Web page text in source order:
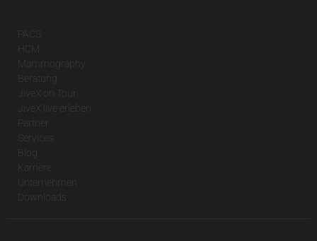
PACS
HCM
Mammography
Beratung
JiveX on Tour
JiveX live erleben
Partner
Services
Blog
Karriere
Unternehmen
Downloads